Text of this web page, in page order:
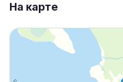
На карте